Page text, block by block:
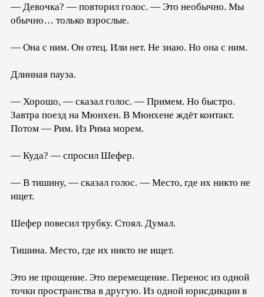
— Девочка? — повторил голос. — Это необычно. Мы
обычно… только взрослые.
— Она с ним. Он отец. Или нет. Не знаю. Но она с ним.
Длинная пауза.
— Хорошо, — сказал голос. — Примем. Но быстро.
Завтра поезд на Мюнхен. В Мюнхене ждёт контакт.
Потом — Рим. Из Рима морем.
— Куда? — спросил Шефер.
— В тишину, — сказал голос. — Место, где их никто не
ищет.
Шефер повесил трубку. Стоял. Думал.
Тишина. Место, где их никто не ищет.
Это не прощение. Это перемещение. Перенос из одной
точки пространства в другую. Из одной юрисдикции в